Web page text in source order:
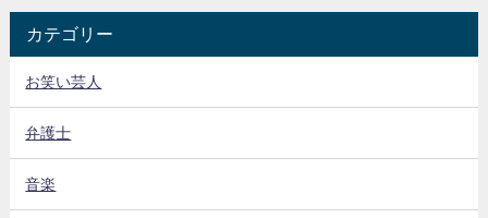
カテゴリー
お笑い芸人
弁護士
音楽